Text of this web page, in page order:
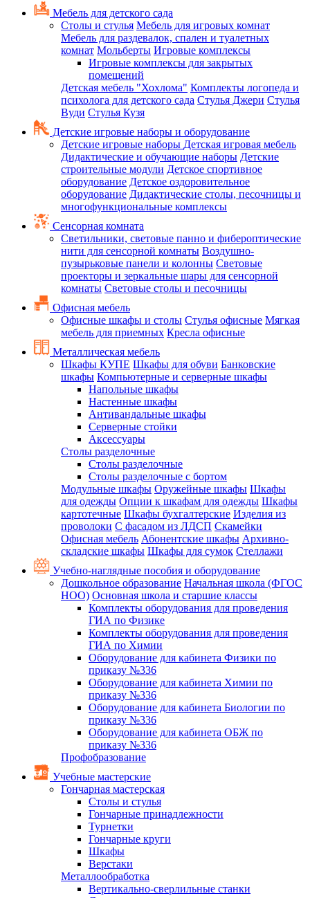
Мебель для детского сада
Столы и стулья Мебель для игровых комнат
Мебель для раздевалок, спален и туалетных
комнат Мольберты Игровые комплексы
Игровые комплексы для закрытых
помещений
Детская мебель "Хохлома" Комплекты логопеда и
психолога для детского сада Стулья Джери Стулья
Вуди Стулья Кузя
Детские игровые наборы и оборудование
Детские игровые наборы Детская игровая мебель
Дидактические и обучающие наборы Детские
строительные модули Детское спортивное
оборудование Детское оздоровительное
оборудование Дидактические столы, песочницы и
многофункциональные комплексы
Сенсорная комната
Светильники, световые панно и фибероптические
нити для сенсорной комнаты Воздушно-
пузырьковые панели и колонны Световые
проекторы и зеркальные шары для сенсорной
комнаты Световые столы и песочницы
Офисная мебель
Офисные шкафы и столы Стулья офисные Мягкая
мебель для приемных Кресла офисные
Металлическая мебель
Шкафы КУПЕ Шкафы для обуви Банковские
шкафы Компьютерные и серверные шкафы
Напольные шкафы
Настенные шкафы
Антивандальные шкафы
Серверные стойки
Аксессуары
Столы разделочные
Столы разделочные
Столы разделочные с бортом
Модульные шкафы Оружейные шкафы Шкафы
для одежды Опции к шкафам для одежды Шкафы
картотечные Шкафы бухгалтерские Изделия из
проволоки С фасадом из ЛДСП Скамейки
Офисная мебель Абонентские шкафы Архивно-
складские шкафы Шкафы для сумок Стеллажи
Учебно-наглядные пособия и оборудование
Дошкольное образование Начальная школа (ФГОС
НОО) Основная школа и старшие классы
Комплекты оборудования для проведения
ГИА по Физике
Комплекты оборудования для проведения
ГИА по Химии
Оборудование для кабинета Физики по
приказу №336
Оборудование для кабинета Химии по
приказу №336
Оборудование для кабинета Биологии по
приказу №336
Оборудование для кабинета ОБЖ по
приказу №336
Профобразование
Учебные мастерские
Гончарная мастерская
Столы и стулья
Гончарные принадлежности
Турнетки
Гончарные круги
Шкафы
Верстаки
Металлообработка
Вертикально-сверлильные станки